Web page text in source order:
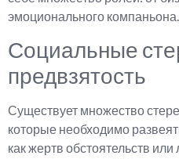
эмоционального компаньона.
Социальные
предвзятость
Существует множество
которые необходимо
как жертв обстоятельств